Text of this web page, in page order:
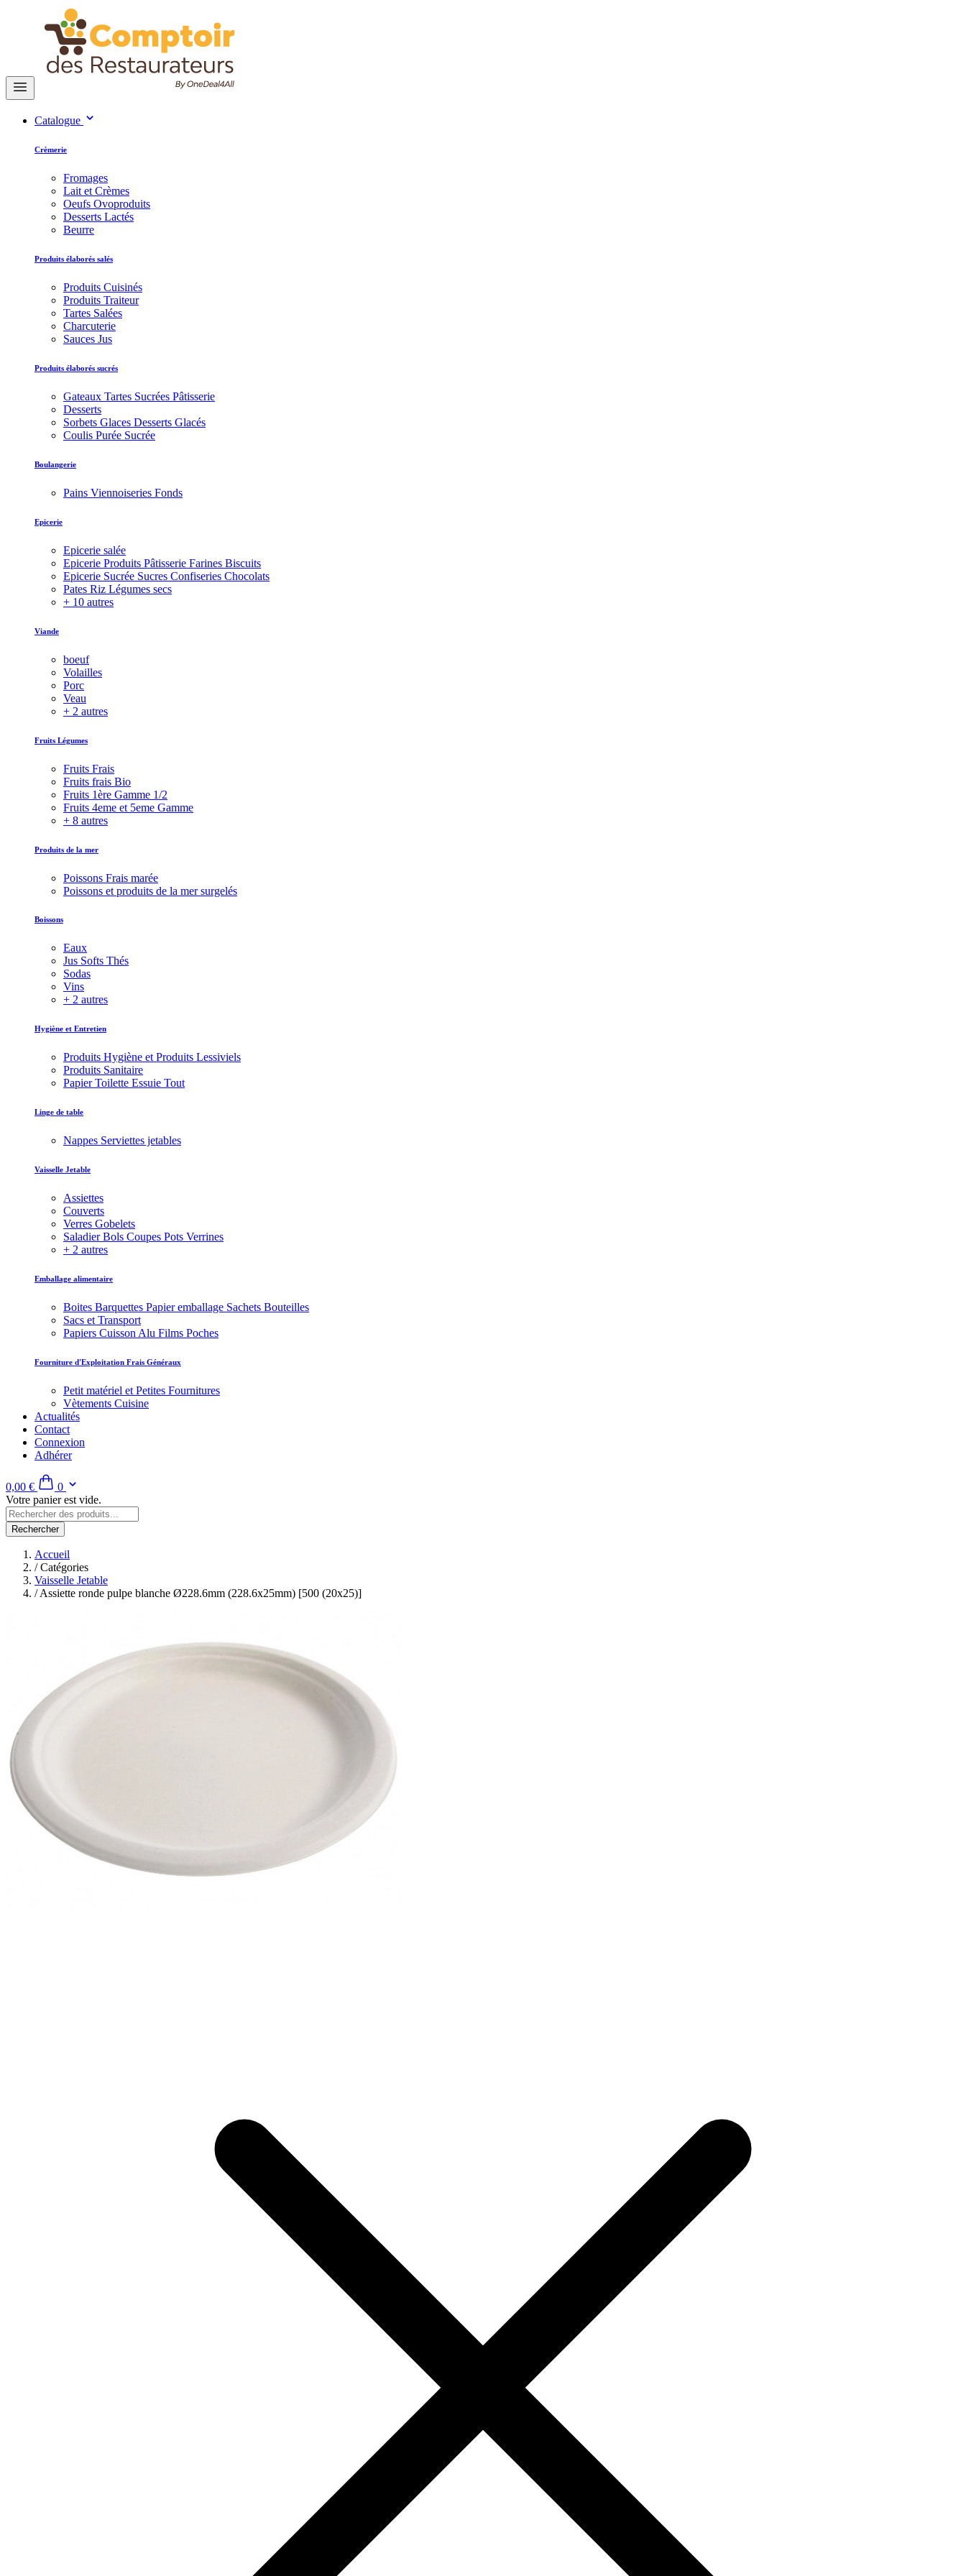
Catalogue
Crèmerie
Fromages
Lait et Crèmes
Oeufs Ovoproduits
Desserts Lactés
Beurre
Produits élaborés salés
Produits Cuisinés
Produits Traiteur
Tartes Salées
Charcuterie
Sauces Jus
Produits élaborés sucrés
Gateaux Tartes Sucrées Pâtisserie
Desserts
Sorbets Glaces Desserts Glacés
Coulis Purée Sucrée
Boulangerie
Pains Viennoiseries Fonds
Epicerie
Epicerie salée
Epicerie Produits Pâtisserie Farines Biscuits
Epicerie Sucrée Sucres Confiseries Chocolats
Pates Riz Légumes secs
+ 10 autres
Viande
boeuf
Volailles
Porc
Veau
+ 2 autres
Fruits Légumes
Fruits Frais
Fruits frais Bio
Fruits 1ère Gamme 1/2
Fruits 4eme et 5eme Gamme
+ 8 autres
Produits de la mer
Poissons Frais marée
Poissons et produits de la mer surgelés
Boissons
Eaux
Jus Softs Thés
Sodas
Vins
+ 2 autres
Hygiène et Entretien
Produits Hygiène et Produits Lessiviels
Produits Sanitaire
Papier Toilette Essuie Tout
Linge de table
Nappes Serviettes jetables
Vaisselle Jetable
Assiettes
Couverts
Verres Gobelets
Saladier Bols Coupes Pots Verrines
+ 2 autres
Emballage alimentaire
Boites Barquettes Papier emballage Sachets Bouteilles
Sacs et Transport
Papiers Cuisson Alu Films Poches
Fourniture d'Exploitation Frais Généraux
Petit matériel et Petites Fournitures
Vètements Cuisine
Actualités
Contact
Connexion
Adhérer
0,00 €
0
Votre panier est vide.
Rechercher
Accueil
/Catégories
Vaisselle Jetable
/Assiette ronde pulpe blanche Ø228.6mm (228.6x25mm) [500 (20x25)]